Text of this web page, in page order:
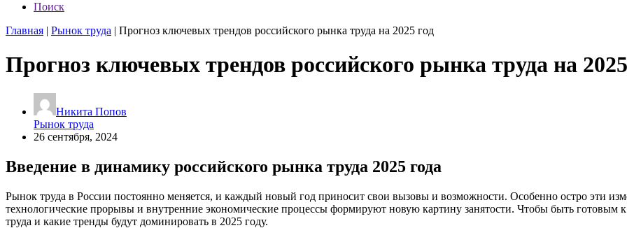
Поиск
Главная | Рынок труда | Прогноз ключевых трендов российского рынка труда на 2025 год
Прогноз ключевых трендов российского рынка труда на
Никита Попов
Рынок труда
26 сентября, 2024
Введение в динамику российского рынка труда 2025 года
Рынок труда в России постоянно меняется, и каждый новый год приносит свои вызовы и возможности. Особенно остро эти
технологические прорывы и внутренние экономические процессы формируют новую картину занятости. Чтобы быть
труда и какие тренды будут доминировать в 2025 году.